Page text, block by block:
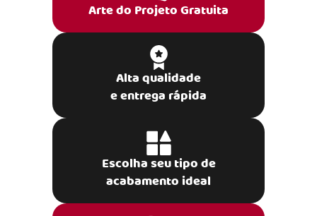
Arte do Projeto Gratuita
Alta qualidade
e entrega rápida
Escolha seu tipo de
acabamento ideal